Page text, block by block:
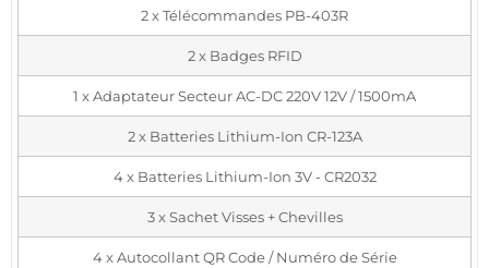
2 x Télécommandes PB-403R
2 x Badges RFID
1 x Adaptateur Secteur AC-DC 220V 12V / 1500mA
2 x Batteries Lithium-Ion CR-123A
4 x Batteries Lithium-Ion 3V - CR2032
3 x Sachet Visses + Chevilles
4 x Autocollant QR Code / Numéro de Série